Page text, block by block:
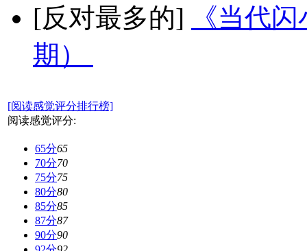
[反对最多的]
《当代
期）
[阅读感觉评分排行榜]
阅读感觉评分:
65分65
70分70
75分75
80分80
85分85
87分87
90分90